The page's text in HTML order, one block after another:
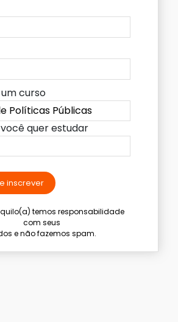
curso
quer estudar
inscrever
temos responsabilidade
com seus
e não fazemos spam.